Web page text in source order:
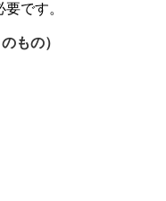
です。
もの）